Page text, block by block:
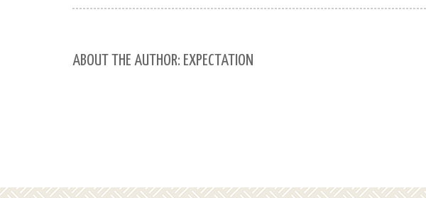
ABOUT THE AUTHOR: EXPECTATION